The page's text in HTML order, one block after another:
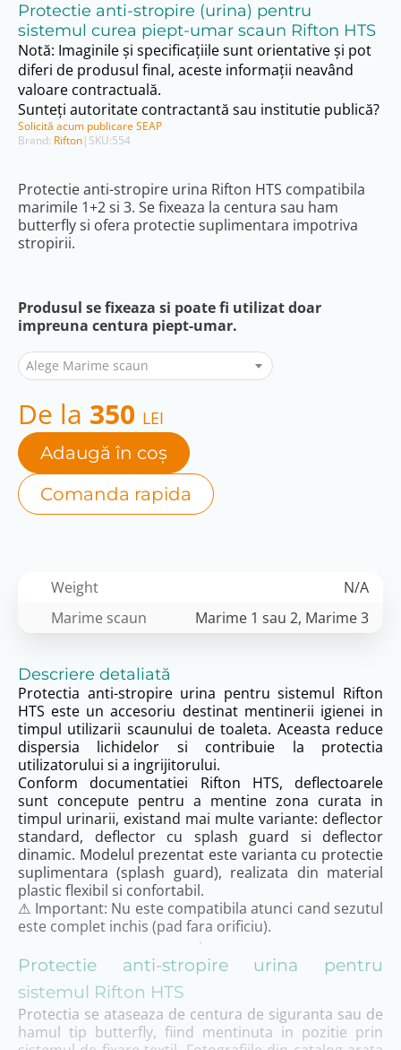
Brand: Rifton| SKU:554
Protectie anti-stropire (urina) pentru
sistemul curea piept-umar scaun Rifton HTS
Protectie anti-stropire urina Rifton HTS compatibila
marimile 1+2 si 3. Se fixeaza la centura sau ham
butterfly si ofera protectie suplimentara impotriva
stropirii.
Produsul se fixeaza si poate fi utilizat doar
impreuna centura piept-umar.
Alege Marime scaun
De la 350 LEI
Adaugă în coș
Comanda rapida
Notă: Imaginile și specificațiile sunt orientative și pot
diferi de produsul final, aceste informații neavând
valoare contractuală.
Sunteți autoritate contractantă sau institutie publică?
Solicită acum publicare SEAP
Descriere detaliată
Weight
N/A
Marime scaun
Marime 1 sau 2, Marime 3
Protectia anti-stropire urina pentru sistemul Rifton
HTS este un accesoriu destinat mentinerii igienei in
timpul utilizarii scaunului de toaleta. Aceasta reduce
dispersia lichidelor si contribuie la protectia
utilizatorului si a ingrijitorului.
Conform documentatiei Rifton HTS, deflectoarele
sunt concepute pentru a mentine zona curata in
timpul urinarii, existand mai multe variante: deflector
standard, deflector cu splash guard si deflector
dinamic. Modelul prezentat este varianta cu protectie
suplimentara (splash guard), realizata din material
plastic flexibil si confortabil.
⚠ Important: Nu este compatibila atunci cand sezutul
este complet inchis (pad fara orificiu).
Protectie anti-stropire urina pentru
sistemul Rifton HTS
Protectia se ataseaza de centura de siguranta sau de
hamul tip butterfly, fiind mentinuta in pozitie prin